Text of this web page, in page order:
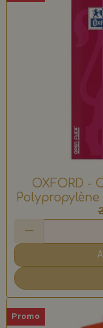
OXFORD -
Polypropylène
Promo